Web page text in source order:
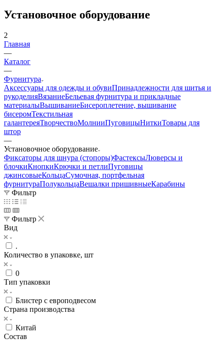
Установочное оборудование
2
Главная
—
Каталог
—
Фурнитура
Аксессуары для одежды и обувиПринадлежности для шитья и
рукоделияВязаниеБельевая фурнитура и прикладные
материалыВышиваниеБисероплетение, вышивание
бисеромТекстильная
галантереяТворчествоМолнииПуговицыНиткиТовары для
штор
—
Установочное оборудование
Фиксаторы для шнура (стопоры)ФастексыЛюверсы и
блочкиКнопкиКрючки и петлиПуговицы
джинсовыеКольцаСумочная, портфельная
фурнитураПолукольцаВешалки пришивныеКарабины
Фильтр
Фильтр
Вид
.
Количество в упаковке, шт
0
Тип упаковки
Блистер с европодвесом
Страна производства
Китай
Состав